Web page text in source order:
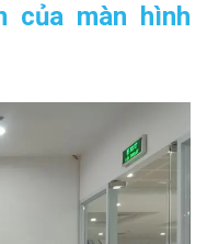
của màn hình